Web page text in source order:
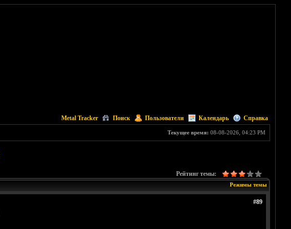
Metal Tracker Поиск Пользователи Календарь Справка
Текущее время: 08-08-2026, 04:23 PM
Рейтинг темы:
Режимы темы
#89